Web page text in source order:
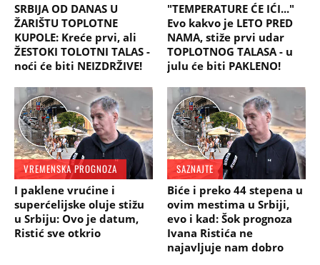
SRBIJA OD DANAS U
ŽARIŠTU TOPLOTNE
KUPOLE: Kreće prvi, ali
ŽESTOKI TOLOTNI TALAS -
noći će biti NEIZDRŽIVE!
"TEMPERATURE ĆE IĆI..."
Evo kakvo je LETO PRED
NAMA, stiže prvi udar
TOPLOTNOG TALASA - u
julu će biti PAKLENO!
VREMENSKA PROGNOZA
I paklene vrućine i
superćelijske oluje stižu
u Srbiju: Ovo je datum,
Ristić sve otkrio
SAZNAJTE
Biće i preko 44 stepena u
ovim mestima u Srbiji,
evo i kad: Šok prognoza
Ivana Ristića ne
najavljuje nam dobro